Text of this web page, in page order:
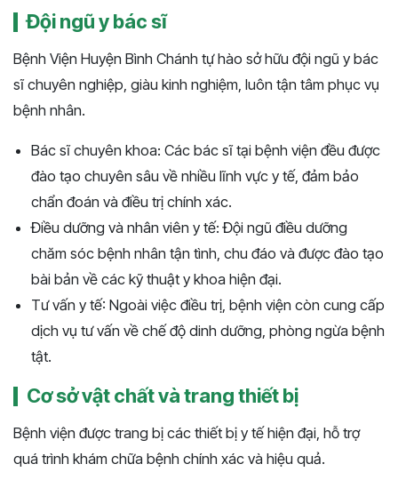
Đội ngũ y bác sĩ
Bệnh Viện Huyện Bình Chánh tự hào sở hữu đội ngũ y bác
sĩ chuyên nghiệp, giàu kinh nghiệm, luôn tận tâm phục vụ
bệnh nhân.
Bác sĩ chuyên khoa: Các bác sĩ tại bệnh viện đều được
đào tạo chuyên sâu về nhiều lĩnh vực y tế, đảm bảo
chẩn đoán và điều trị chính xác.
Điều dưỡng và nhân viên y tế: Đội ngũ điều dưỡng
chăm sóc bệnh nhân tận tình, chu đáo và được đào tạo
bài bản về các kỹ thuật y khoa hiện đại.
Tư vấn y tế: Ngoài việc điều trị, bệnh viện còn cung cấp
dịch vụ tư vấn về chế độ dinh dưỡng, phòng ngừa bệnh
tật.
Cơ sở vật chất và trang thiết bị
Bệnh viện được trang bị các thiết bị y tế hiện đại, hỗ trợ
quá trình khám chữa bệnh chính xác và hiệu quả.